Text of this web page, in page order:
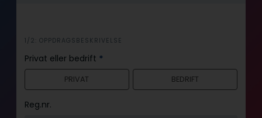
i
n
n
o
l
1/2: OPPDRAGSBESKRIVELSE
Privat eller bedrift *
PRIVAT BEDRIFT
Reg.nr.